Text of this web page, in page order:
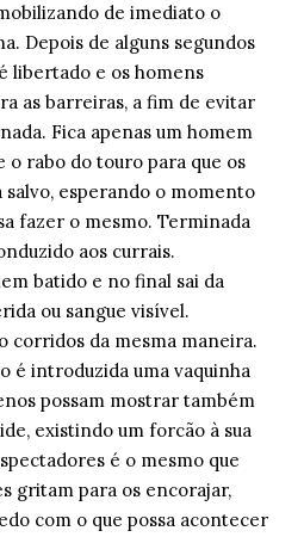
de imediato o
Depois de alguns segundos
libertado e os homens
as barreiras, a fim de evitar
Fica apenas um homem
rabo do touro para que os
salvo, esperando o momento
fazer o mesmo. Terminada
aos currais.
batido e no final sai da
ou sangue visível.
corridos da mesma maneira.
é introduzida uma vaquinha
possam mostrar também
existindo um forcão à sua
é o mesmo que
gritam para os encorajar,
com o que possa acontecer